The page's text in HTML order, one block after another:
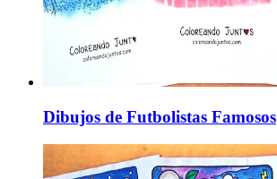
Dibujos de Futbolistas Famosos